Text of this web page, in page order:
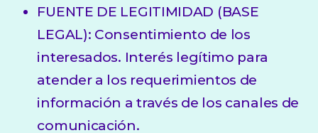
FUENTE DE LEGITIMIDAD (BASE
LEGAL): Consentimiento de los
interesados. Interés legítimo para
atender a los requerimientos de
información a través de los canales de
comunicación.